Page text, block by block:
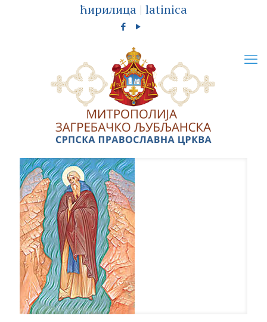
ћирилица | latinica